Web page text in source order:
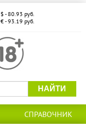
$ - 80.93 руб.
€ - 93.19 руб.
НАЙТИ
СПРАВОЧНИК